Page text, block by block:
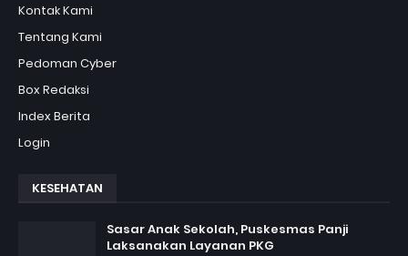
Kontak Kami
Tentang Kami
Pedoman Cyber
Box Redaksi
Index Berita
Login
KESEHATAN
Sasar Anak Sekolah, Puskesmas Panji
Laksanakan Layanan PKG